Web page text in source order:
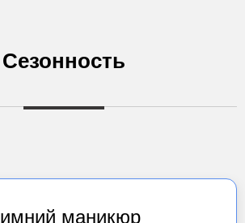
Сезонность
маникюр